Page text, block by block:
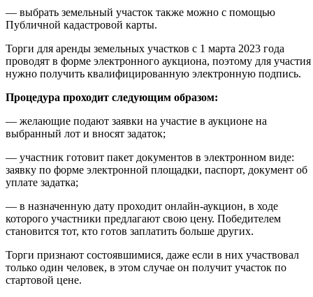
— выбрать земельный участок также можно с помощью
Публичной кадастровой карты.
Торги для аренды земельных участков с 1 марта 2023 года
проводят в форме электронного аукциона, поэтому для участия
нужно получить квалифицированную электронную подпись.
Процедура проходит следующим образом:
— желающие подают заявки на участие в аукционе на
выбранный лот и вносят задаток;
— участник готовит пакет документов в электронном виде:
заявку по форме электронной площадки, паспорт, документ об
уплате задатка;
— в назначенную дату проходит онлайн-аукцион, в ходе
которого участники предлагают свою цену. Победителем
становится тот, кто готов заплатить больше других.
Торги признают состоявшимися, даже если в них участвовал
только один человек, в этом случае он получит участок по
стартовой цене.